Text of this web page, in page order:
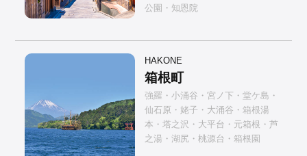
公園・知恩院
HAKONE
箱根町
強羅・小涌谷・宮ノ下・堂ケ島・
仙石原・姥子・大涌谷・箱根湯
本・塔之沢・大平台・元箱根・芦
之湯・湖尻・桃源台・箱根園